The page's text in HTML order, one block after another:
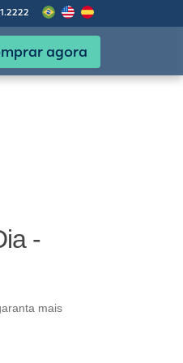
agora
-
mais